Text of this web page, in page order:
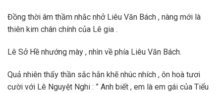
Đồng thời âm thầm nhắc nhở Liêu Văn Bách , nàng mới là
thiên kim chân chính của Lê gia .
Lê Sở Hề nhướng mày , nhìn về phía Liêu Văn Bách.
Quả nhiên thấy thần sắc hắn khẽ nhúc nhích , ôn hoà tươi
cười với Lê Nguyệt Nghi : ” Anh biết , em là em gái của Tiểu